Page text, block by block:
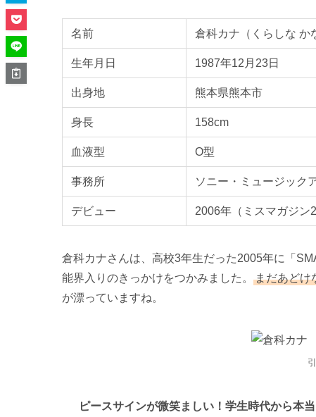
名前 倉科カナ（くらしな か
生年月日 1987年12月23日
出身地 熊本県熊本市
身長 158cm
血液型 O型
事務所 ソニー・ミュージック
デビュー 2006年（ミスマガジン
倉科カナさんは、高校3年生だった2005年に「
能界入りのきっかけをつかみました。
まだあどけ
が漂っていますね。
ピースサインが微笑ましい！学生時代から本当